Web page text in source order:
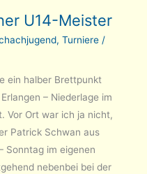
U14-Meister
, Turniere /
ein halber Brettpunkt
– Niederlage im
Vor Ort war ich ja nicht,
Patrick Schwan aus
Sonntag im eigenen
nebenbei bei der